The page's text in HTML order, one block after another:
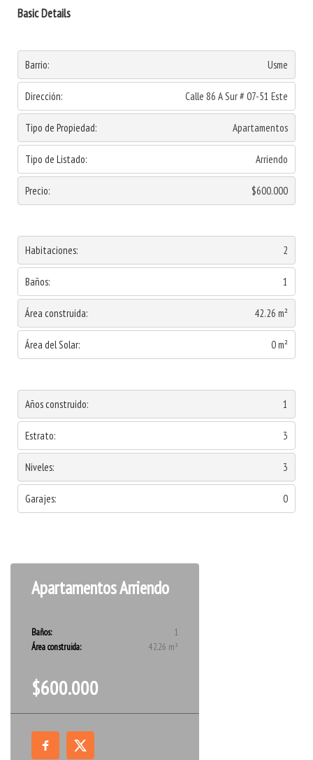
Basic Details
Barrio: Usme
Dirección: Calle 86 A Sur # 07-51 Este
Tipo de Propiedad: Apartamentos
Tipo de Listado: Arriendo
Precio: $600.000
Habitaciones: 2
Baños: 1
Área construida: 42.26 m²
Área del Solar: 0 m²
Años construido: 1
Estrato: 3
Niveles: 3
Garajes: 0
ApartamentosArriendo
Baños:
1
Área construida:
42.26 m²
$600.000